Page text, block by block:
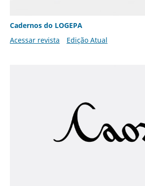
Cadernos do LOGEPA
Acessar revista
Edição Atual